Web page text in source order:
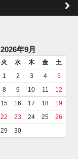
2026年9月
火 水 木 金
土
1
2 3 4
5
8 9 10 11
12
15 16 17 18
19
22 23 24 25
26
29 30